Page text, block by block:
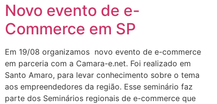
Novo evento de e-
Commerce em SP
Em 19/08 organizamos novo evento de e-commerce
em parceria com a Camara-e.net. Foi realizado em
Santo Amaro, para levar conhecimento sobre o tema
aos empreendedores da região. Esse seminário faz
parte dos Seminários regionais de e-commerce que